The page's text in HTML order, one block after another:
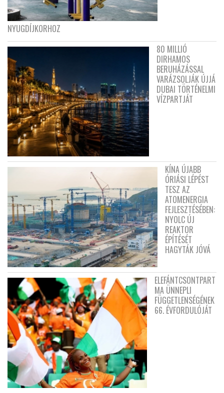
NYUGDÍJKORHOZ
80 MILLIÓ
DIRHAMOS
BERUHÁZÁSSAL
VARÁZSOLJÁK ÚJJÁ
DUBAI TÖRTÉNELMI
VÍZPARTJÁT
KÍNA ÚJABB
ÓRIÁSI LÉPÉST
TESZ AZ
ATOMENERGIA
FEJLESZTÉSÉBEN:
NYOLC ÚJ
REAKTOR
ÉPÍTÉSÉT
HAGYTÁK JÓVÁ
ELEFÁNTCSONTPART
MA ÜNNEPLI
FÜGGETLENSÉGÉNEK
66. ÉVFORDULÓJÁT